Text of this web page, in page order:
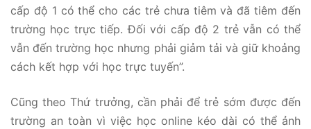
cấp độ 1 có thể cho các trẻ chưa tiêm và đã tiêm đến
trường học trực tiếp. Đối với cấp độ 2 trẻ vẫn có thể
vẫn đến trường học nhưng phải giảm tải và giữ khoảng
cách kết hợp với học trực tuyến”.
Cũng theo Thứ trưởng, cần phải để trẻ sớm được đến
trường an toàn vì việc học online kéo dài có thể ảnh